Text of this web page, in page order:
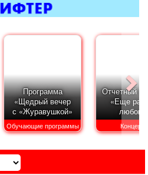
Погода
Программа
«Щедрый вечер
с «Журавушкой»
Обучающие программы
Отчетный
«Еще раз